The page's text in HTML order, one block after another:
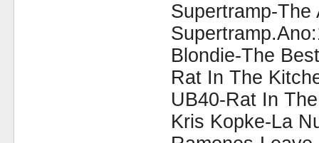
Supertramp-The
Blondie-The
Rat In The
UB40-Rat In
Kris Kopke-La